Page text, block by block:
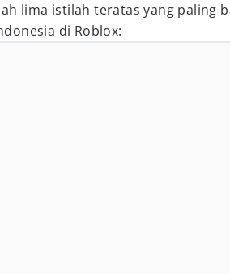
lima istilah teratas yang paling
di Roblox: